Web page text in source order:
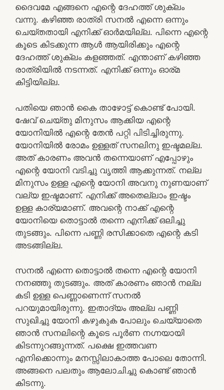
ദൈവമേ എങ്ങനെ എന്റെ ദേഹത്ത് ശുക്ലം
വന്നു. കഴിഞ്ഞ രാത്രി സനല്‍ എന്നെ ഒന്നും
ചെയ്തതായി എനിക്ക് ഓര്‍മയില്ല. പിന്നെ എന്റെ
കൂടെ കിടക്കുന്ന ആള്‍ ആയിരിക്കും എന്റെ
ദേഹത്ത് ശുക്ലം കളഞ്ഞത്. എന്താണ് കഴിഞ്ഞ
രാത്രിയില്‍ നടന്നത്. എനിക്ക് ഒന്നും ഓര്മ
കിട്ടിയില്ല.
പതിയെ ഞാന്‍ കൈ താഴോട്ട് കൊണ്ട് പോയി.
ഷേവ് ചെയ്തു മിനുസം ആക്കിയ എന്റെ
യോനിയില്‍ എന്റെ തേന്‍ പറ്റി പിടിച്ചിരുന്നു.
യോനിയില്‍ രോമം ഉള്ളത് സനലിനു ഇഷ്ടമല്ല.
അത് കാരണം അവന്‍ തന്നെയാണ് എപ്പോഴും
എന്റെ യോനി വടിച്ചു വൃത്തി ആക്കുന്നത്. നല്ല
മിനുസം ഉള്ള എന്റെ യോനി അവനു നുണയാണ്
വല്യ ഇഷ്ടമാണ്. എനിക്ക് അതെല്ലാം ഇഷ്ടം
ഉള്ള കാര്യമാണ്. അവന്റെ നാക്ക് എന്റെ
യോനിയെ തൊട്ടാല്‍ തന്നെ എനിക്ക് ഒലിച്ചു
തുടങ്ങും. പിന്നെ പണ്ണി രസിക്കാതെ എന്റെ കടി
അടങ്ങില്ല.
സനല്‍ എന്നെ തൊട്ടാല്‍ തന്നെ എന്റെ യോനി
നനഞ്ഞു തുടങ്ങും. അത് കാരണം ഞാന്‍ നല്ല
കടി ഉള്ള പെണ്ണാണെന്ന് സനല്‍
പറയുമായിരുന്നു. ഇതാദ്യം അല്ല പണ്ണി
സുഖിച്ചു യോനി കഴുകുക പോലും ചെയ്യാതെ
ഞാന്‍ സനലിന്റെ കൂടെ പൂര്‍ണ നഗ്നയായി
കിടന്നുറങ്ങുന്നത്. പക്ഷെ ഇത്തവണ
എനിക്കൊന്നും മനസ്സിലാകാത്ത പോലെ തോന്നി.
അങ്ങനെ പലതും ആലോചിച്ചു കൊണ്ട് ഞാന്‍
കിടന്നു.